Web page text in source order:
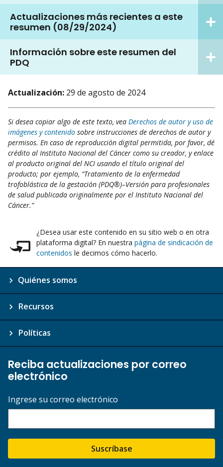
Actualizaciones más recientes a este
resumen (08/29/2024)
Información sobre este resumen del
PDQ
Actualización: 29 de agosto de 2024
Si desea copiar algo de este texto, vea Derechos de autor y uso de
imágenes y contenido sobre instrucciones de derechos de autor y
permisos. En caso de reproducción digital permitida, por favor, dé
crédito al Instituto Nacional del Cáncer como su creador, y enlace
al producto original del NCI usando el título original del
producto; por ejemplo, “Tratamiento de la enfermedad
trofoblástica de la gestación (PDQ®)–Versión para profesionales
de salud publicada originalmente por el Instituto Nacional del
Cáncer.”
¿Desea usar este contenido en su sitio web o en otra
plataforma digital? En nuestra página de sindicación de
contenidos le decimos cómo hacerlo.
Quiénes somos
Recursos
Políticas
Reciba actualizaciones por correo
electrónico
Ingrese su correo electrónico
Suscríbase